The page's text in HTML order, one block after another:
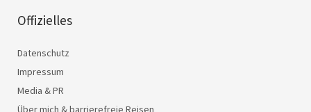
Offizielles
Datenschutz
Impressum
Media & PR
Über mich & barrierefreie Reisen